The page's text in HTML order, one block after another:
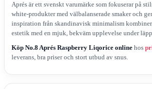
Aprés är ett svenskt varumärke som fokuserar på
white-produkter med välbalanserade smaker och
inspiration från skandinavisk minimalism
estetik med en mjuk, bekväm upplevelse under
Köp No.8 Aprés Raspberry Liqorice online hos
leverans, bra priser och stort utbud av snus.